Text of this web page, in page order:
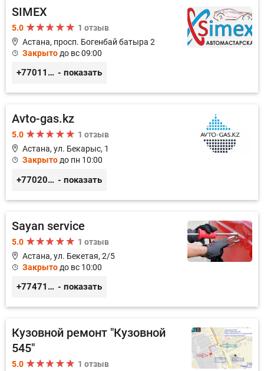
SIMEX
5.0
1 отзыв
Астана, просп. Богенбай батыра 2
Закрыто до вс 09:00
+77011248780 - показать
Avto-gas.kz
5.0
1 отзыв
Астана, ул. Бекарыс, 1
Закрыто до пн 10:00
+77020002526 - показать
Sayan service
5.0
1 отзыв
Астана, ул. Бекетая, 2/5
Закрыто до вс 10:00
+77471114340 - показать
Кузовной ремонт "Кузовной
545"
5.0
1 отзыв